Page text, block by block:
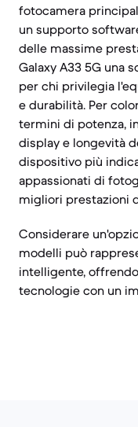
fotocamera
un supporto
delle massime
Galaxy A33 5G una
per chi privilegia
e durabilità. Per
termini di potenza,
display e longevità
dispositivo più
appassionati di
migliori prestazioni
Considerare
modelli può
intelligente,
tecnologie con un